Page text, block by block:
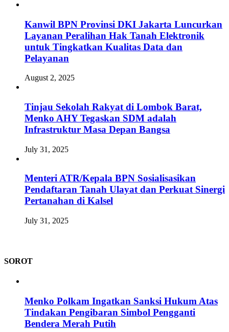
Kanwil BPN Provinsi DKI Jakarta Luncurkan
Layanan Peralihan Hak Tanah Elektronik
untuk Tingkatkan Kualitas Data dan
Pelayanan
August 2, 2025
Tinjau Sekolah Rakyat di Lombok Barat,
Menko AHY Tegaskan SDM adalah
Infrastruktur Masa Depan Bangsa
July 31, 2025
Menteri ATR/Kepala BPN Sosialisasikan
Pendaftaran Tanah Ulayat dan Perkuat Sinergi
Pertanahan di Kalsel
July 31, 2025
SOROT
Menko Polkam Ingatkan Sanksi Hukum Atas
Tindakan Pengibaran Simbol Pengganti
Bendera Merah Putih